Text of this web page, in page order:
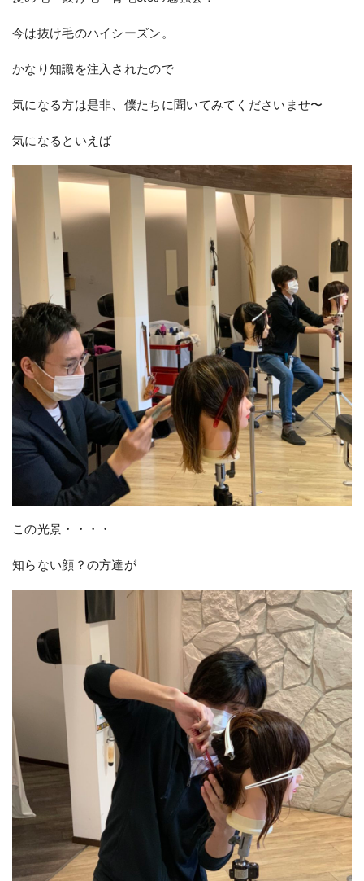
今は抜け毛のハイシーズン。
かなり知識を注入されたので
気になる方は是非、僕たちに聞いてみてくださいませ〜
気になるといえば
この光景・・・・
知らない顔？の方達が